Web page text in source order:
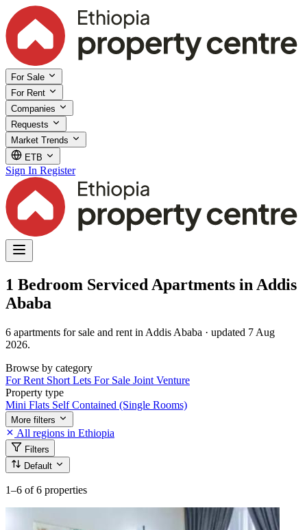
For Sale
For Rent
Companies
Requests
Market Trends
ETB
Sign In Register
1 Bedroom Serviced Apartments in Addis
Ababa
6 apartments for sale and rent in Addis Ababa · updated 7 Aug
2026.
Browse by category
For Rent Short Lets For Sale Joint Venture
Property type
Mini Flats Self Contained (Single Rooms)
More filters
All regions in Ethiopia
Filters
Default
1–6 of 6 properties